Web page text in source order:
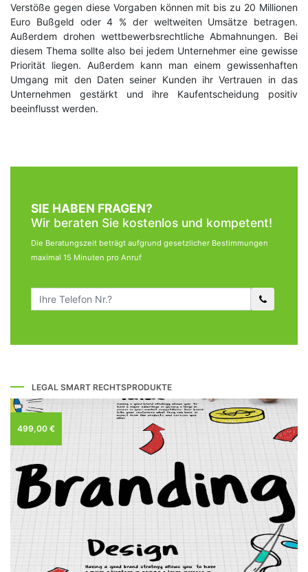
Verstöße gegen diese Vorgaben können mit bis zu 20 Millionen
Euro Bußgeld oder 4 % der weltweiten Umsätze betragen.
Außerdem drohen wettbewerbsrechtliche Abmahnungen. Bei
diesem Thema sollte also bei jedem Unternehmer eine gewisse
Priorität liegen. Außerdem kann man einem gewissenhaften
Umgang mit den Daten seiner Kunden ihr Vertrauen in das
Unternehmen gestärkt und ihre Kaufentscheidung positiv
beeinflusst werden.
SIE HABEN FRAGEN?
Wir beraten Sie kostenlos und kompetent!
Die Beratungszeit beträgt aufgrund gesetzlicher Bestimmungen
maximal 15 Minuten pro Anruf
LEGAL SMART RECHTSPRODUKTE
499,00 €